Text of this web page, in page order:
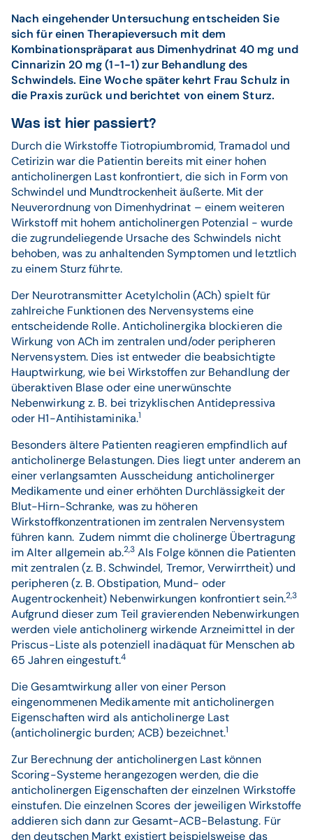
Nach eingehender Untersuchung entscheiden Sie
sich für einen Therapieversuch mit dem
Kombinationspräparat aus Dimenhydrinat 40 mg und
Cinnarizin 20 mg (1-1-1) zur Behandlung des
Schwindels. Eine Woche später kehrt Frau Schulz in
die Praxis zurück und berichtet von einem Sturz.
Was ist hier passiert?
Durch die Wirkstoffe Tiotropiumbromid, Tramadol und
Cetirizin war die Patientin bereits mit einer hohen
anticholinergen Last konfrontiert, die sich in Form von
Schwindel und Mundtrockenheit äußerte. Mit der
Neuverordnung von Dimenhydrinat – einem weiteren
Wirkstoff mit hohem anticholinergen Potenzial - wurde
die zugrundeliegende Ursache des Schwindels nicht
behoben, was zu anhaltenden Symptomen und letztlich
zu einem Sturz führte.
Der Neurotransmitter Acetylcholin (ACh) spielt für
zahlreiche Funktionen des Nervensystems eine
entscheidende Rolle. Anticholinergika blockieren die
Wirkung von ACh im zentralen und/oder peripheren
Nervensystem. Dies ist entweder die beabsichtigte
Hauptwirkung, wie bei Wirkstoffen zur Behandlung der
überaktiven Blase oder eine unerwünschte
Nebenwirkung z. B. bei trizyklischen Antidepressiva
oder H1-Antihistaminika.1
Besonders ältere Patienten reagieren empfindlich auf
anticholinerge Belastungen. Dies liegt unter anderem an
einer verlangsamten Ausscheidung anticholinerger
Medikamente und einer erhöhten Durchlässigkeit der
Blut-Hirn-Schranke, was zu höheren
Wirkstoffkonzentrationen im zentralen Nervensystem
führen kann. Zudem nimmt die cholinerge Übertragung
im Alter allgemein ab.2,3 Als Folge können die Patienten
mit zentralen (z. B. Schwindel, Tremor, Verwirrtheit) und
peripheren (z. B. Obstipation, Mund- oder
Augentrockenheit) Nebenwirkungen konfrontiert sein.2,3
Aufgrund dieser zum Teil gravierenden Nebenwirkungen
werden viele anticholinerg wirkende Arzneimittel in der
Priscus-Liste als potenziell inadäquat für Menschen ab
65 Jahren eingestuft.4
Die Gesamtwirkung aller von einer Person
eingenommenen Medikamente mit anticholinergen
Eigenschaften wird als anticholinerge Last
(anticholinergic burden; ACB) bezeichnet.1
Zur Berechnung der anticholinergen Last können
Scoring-Systeme herangezogen werden, die die
anticholinergen Eigenschaften der einzelnen Wirkstoffe
einstufen. Die einzelnen Scores der jeweiligen Wirkstoffe
addieren sich dann zur Gesamt-ACB-Belastung. Für
den deutschen Markt existiert beispielsweise das